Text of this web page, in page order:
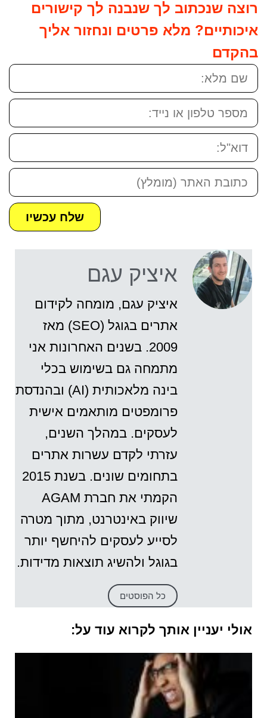
רוצה שנכתוב לך שנבנה לך קישורים
איכותיים? מלא פרטים ונחזור אליך
בהקדם
שם
מלא:
מספר
טלפון
או
נייד:
דואר
אלקטרוני:
כתובת
האתר:
שלח עכשיו
איציק עגם
איציק עגם, מומחה לקידום
אתרים בגוגל (SEO) מאז
2009. בשנים האחרונות אני
מתמחה גם בשימוש בכלי
בינה מלאכותית (AI) ובהנדסת
פרומפטים מותאמים אישית
לעסקים. במהלך השנים,
עזרתי לקדם עשרות אתרים
בתחומים שונים. בשנת 2015
הקמתי את חברת AGAM
שיווק באינטרנט, מתוך מטרה
לסייע לעסקים להיחשף יותר
בגוגל ולהשיג תוצאות מדידות.
כל הפוסטים
אולי יעניין אותך לקרוא עוד על: